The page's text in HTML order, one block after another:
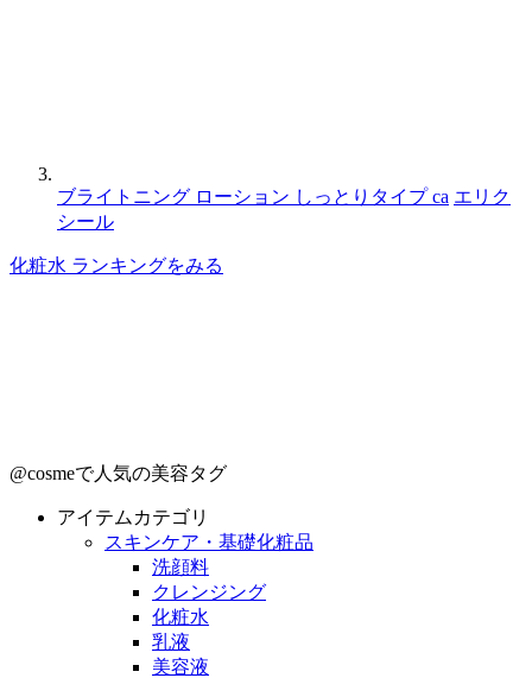
ブライトニング ローション しっとりタイプ ca エリク
シール
化粧水 ランキングをみる
@cosmeで人気の美容タグ
アイテムカテゴリ
スキンケア・基礎化粧品
洗顔料
クレンジング
化粧水
乳液
美容液